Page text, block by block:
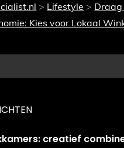
> Lifestyle >
Kies voor Lokaal
creatief